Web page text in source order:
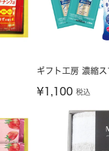
ギフト工房 濃縮ス
¥1,100 税込